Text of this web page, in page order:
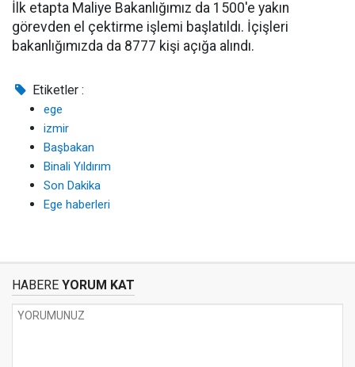
İlk etapta Maliye Bakanlığımız da 1500'e yakın
görevden el çektirme işlemi başlatıldı. İçişleri
bakanlığımızda da 8777 kişi açığa alındı.
Etiketler :
ege
izmir
Başbakan
Binali Yıldırım
Son Dakika
Ege haberleri
HABERE YORUM KAT